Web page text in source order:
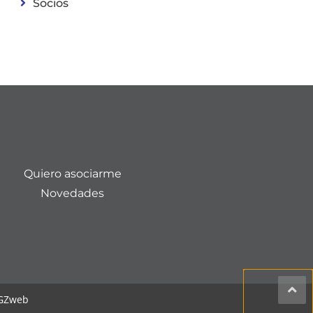
Socios
Quiero asociarme
Novedades